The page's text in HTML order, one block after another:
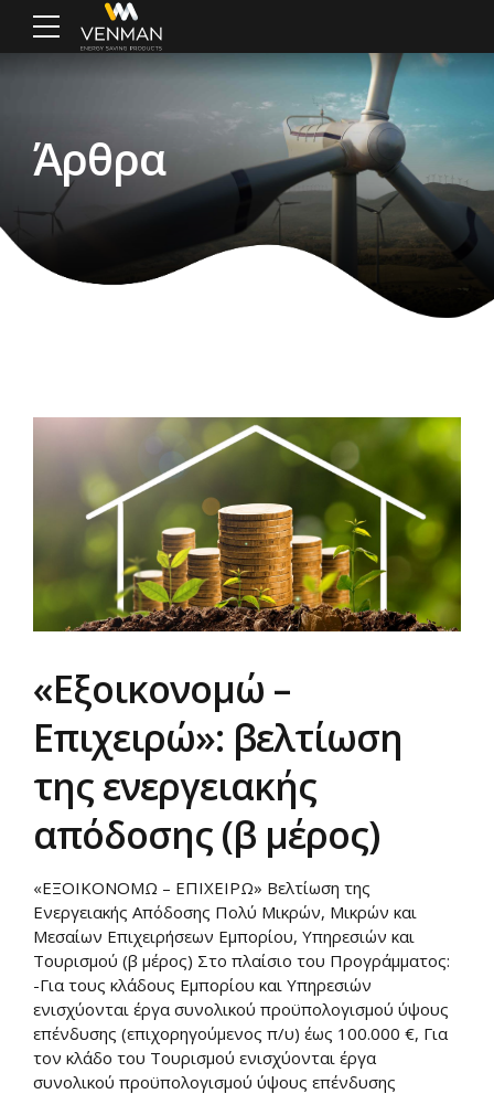
Άρθρα
«Εξοικονομώ –
Επιχειρώ»: βελτίωση
της ενεργειακής
απόδοσης (β μέρος)
«ΕΞΟΙΚΟΝΟΜΩ – ΕΠΙΧΕΙΡΩ» Βελτίωση της
Ενεργειακής Απόδοσης Πολύ Μικρών, Μικρών και
Μεσαίων Επιχειρήσεων Εμπορίου, Υπηρεσιών και
Τουρισμού (β μέρος) Στο πλαίσιο του Προγράμματος:
-Για τους κλάδους Εμπορίου και Υπηρεσιών
ενισχύονται έργα συνολικού προϋπολογισμού ύψους
επένδυσης (επιχορηγούμενος π/υ) έως 100.000 €, Για
τον κλάδο του Τουρισμού ενισχύονται έργα
συνολικού προϋπολογισμού ύψους επένδυσης